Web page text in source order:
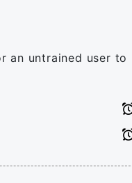
an untrained user